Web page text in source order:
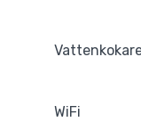
WiFi